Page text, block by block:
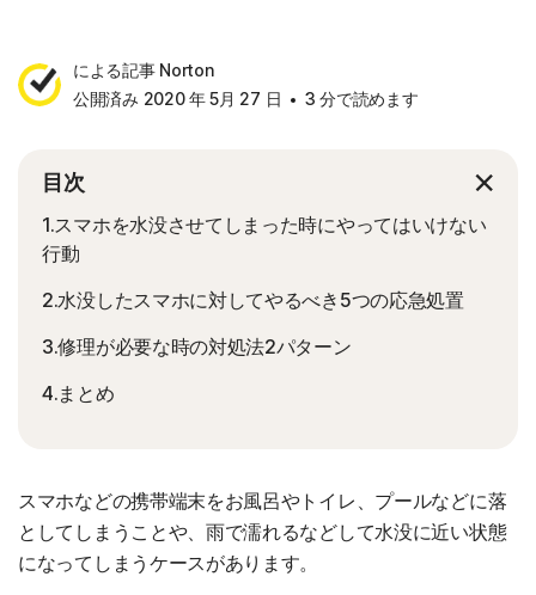
による記事 Norton
公開済み 2020 年 5月 27 日
3 分で読めます
目次
1.スマホを水没させてしまった時にやってはいけない
行動
2.水没したスマホに対してやるべき5つの応急処置
3.修理が必要な時の対処法2パターン
4.まとめ
スマホなどの携帯端末をお風呂やトイレ、プールなどに落
としてしまうことや、雨で濡れるなどして水没に近い状態
になってしまうケースがあります。